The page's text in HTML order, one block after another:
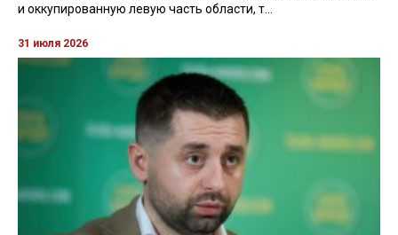
и оккупированную левую часть области, т...
31 июля 2026